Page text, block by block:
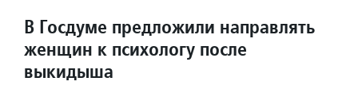
В Госдуме предложили направлять
женщин к психологу после
выкидыша